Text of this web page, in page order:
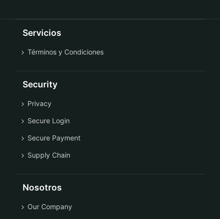
Servicios
Términos y Condiciones
Security
Privacy
Secure Login
Secure Payment
Supply Chain
Nosotros
Our Company